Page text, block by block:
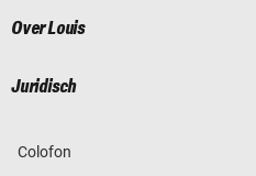
Over Louis
Juridisch
Colofon